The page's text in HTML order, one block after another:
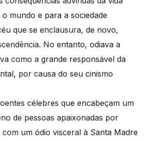
mundo e para a sociedade
que se enclausura, de novo,
No entanto, odiava a
como a grande responsável da
por causa do seu cinismo
célebres que encabeçam um
de pessoas apaixonadas por
um ódio visceral à Santa Madre